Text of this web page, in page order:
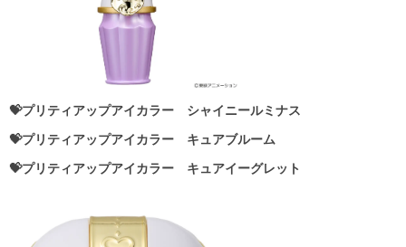
💝プリティアップアイカラー シャイニールミナス
💝プリティアップアイカラー キュアブルーム
💝プリティアップアイカラー キュアイーグレット